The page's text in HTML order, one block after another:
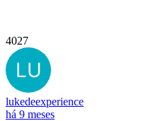
4027
lukedeexperience
há 9 meses